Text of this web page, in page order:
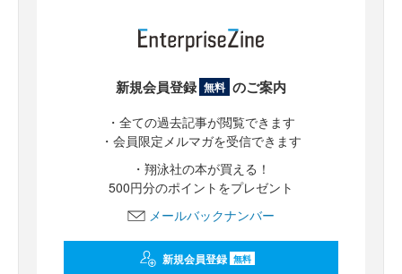
新規会員登録 無料 のご案内
・全ての過去記事が閲覧できます
・会員限定メルマガを受信できます
・翔泳社の本が買える！
500円分のポイントをプレゼント
メールバックナンバー
新規会員登録 無料